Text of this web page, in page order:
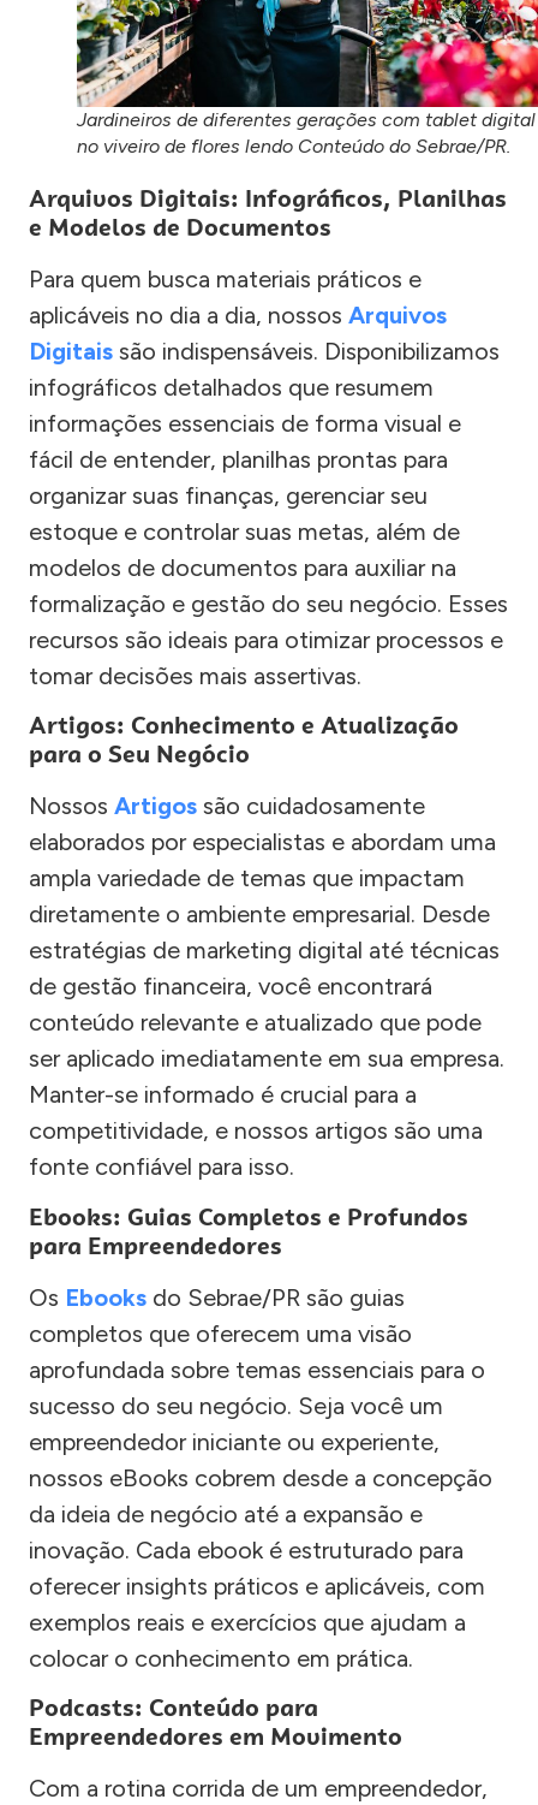
Jardineiros de diferentes gerações com tablet digital
no viveiro de flores lendo Conteúdo do Sebrae/PR.
Arquivos Digitais: Infográficos, Planilhas
e Modelos de Documentos
Para quem busca materiais práticos e
aplicáveis no dia a dia, nossos Arquivos
Digitais são indispensáveis. Disponibilizamos
infográficos detalhados que resumem
informações essenciais de forma visual e
fácil de entender, planilhas prontas para
organizar suas finanças, gerenciar seu
estoque e controlar suas metas, além de
modelos de documentos para auxiliar na
formalização e gestão do seu negócio. Esses
recursos são ideais para otimizar processos e
tomar decisões mais assertivas.
Artigos: Conhecimento e Atualização
para o Seu Negócio
Nossos Artigos são cuidadosamente
elaborados por especialistas e abordam uma
ampla variedade de temas que impactam
diretamente o ambiente empresarial. Desde
estratégias de marketing digital até técnicas
de gestão financeira, você encontrará
conteúdo relevante e atualizado que pode
ser aplicado imediatamente em sua empresa.
Manter-se informado é crucial para a
competitividade, e nossos artigos são uma
fonte confiável para isso.
Ebooks: Guias Completos e Profundos
para Empreendedores
Os Ebooks do Sebrae/PR são guias
completos que oferecem uma visão
aprofundada sobre temas essenciais para o
sucesso do seu negócio. Seja você um
empreendedor iniciante ou experiente,
nossos eBooks cobrem desde a concepção
da ideia de negócio até a expansão e
inovação. Cada ebook é estruturado para
oferecer insights práticos e aplicáveis, com
exemplos reais e exercícios que ajudam a
colocar o conhecimento em prática.
Podcasts: Conteúdo para
Empreendedores em Movimento
Com a rotina corrida de um empreendedor,